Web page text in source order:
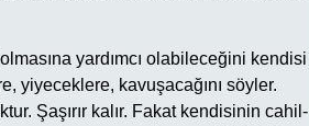
yardımcı olabileceğini kendisi
yiyeceklere, kavuşacağını söyler.
Şaşırır kalır. Fakat kendisinin cahil-